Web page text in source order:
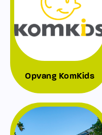
Opvang KomKids